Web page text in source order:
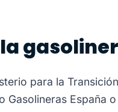
para la
Gasolineras España